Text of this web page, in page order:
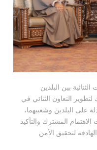
بين البلدين
التعاون الثنائي في
على البلدين وشعبيهما،
المشترك والتأكيد
لتحقيق الأمن